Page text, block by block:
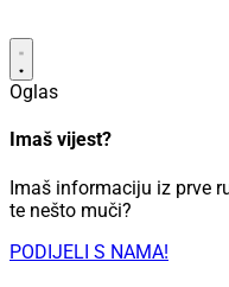
Oglas
Imaš vijest?
Imaš informaciju iz prve
te nešto muči?
PODIJELI S NAMA!